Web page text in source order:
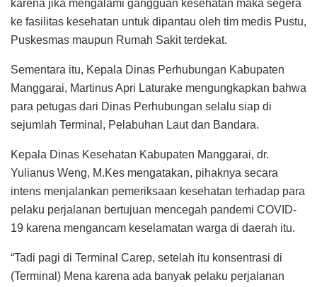
karena jika mengalami gangguan kesehatan maka segera
ke fasilitas kesehatan untuk dipantau oleh tim medis Pustu,
Puskesmas maupun Rumah Sakit terdekat.
Sementara itu, Kepala Dinas Perhubungan Kabupaten
Manggarai, Martinus Apri Laturake mengungkapkan bahwa
para petugas dari Dinas Perhubungan selalu siap di
sejumlah Terminal, Pelabuhan Laut dan Bandara.
Kepala Dinas Kesehatan Kabupaten Manggarai, dr.
Yulianus Weng, M.Kes mengatakan, pihaknya secara
intens menjalankan pemeriksaan kesehatan terhadap para
pelaku perjalanan bertujuan mencegah pandemi COVID-
19 karena mengancam keselamatan warga di daerah itu.
“Tadi pagi di Terminal Carep, setelah itu konsentrasi di
(Terminal) Mena karena ada banyak pelaku perjalanan